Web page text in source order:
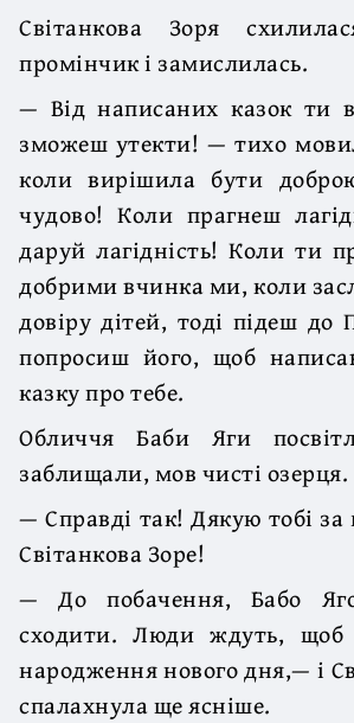
Світанкова Зоря
промінчик і замислилась.
— Від написаних казок ти
зможеш утекти! — тихо
коли вирішила бути
чудово! Коли прагнеш
даруй лагідність! Коли ти
добрими вчинка ми, коли
довіру дітей, тоді підеш до
попросиш його, щоб
казку про тебе.
Обличчя Баби Яги
заблищали, мов чисті озерця.
— Справді так! Дякую тобі
Світанкова Зоре!
— До побачення, Бабо
сходити. Люди ждуть, щоб
народження нового дня,— і
спалахнула ще ясніше.